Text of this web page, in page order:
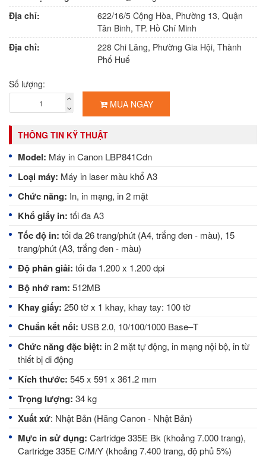
Địa chỉ:
622/16/5 Cộng Hòa, Phường 13, Quận
Tân Binh, TP. Hồ Chí Minh
Địa chỉ:
228 Chi Lăng, Phường Gia Hội, Thành
Phố Huế
Số lượng:
MUA NGAY
THÔNG TIN KỸ THUẬT
Model: Máy in Canon LBP841Cdn
Loại máy: Máy in laser màu khổ A3
Chức năng: In, in mạng, in 2 mặt
Khổ giấy in: tối đa A3
Tốc độ in: tối đa 26 trang/phút (A4, trắng đen - màu), 15
trang/phút (A3, trắng đen - màu)
Độ phân giải: tối đa 1.200 x 1.200 dpi
Bộ nhớ ram: 512MB
Khay giấy: 250 tờ x 1 khay, khay tay: 100 tờ
Chuẩn kết nối: USB 2.0, 10/100/1000 Base–T
Chức năng đặc biệt: in 2 mặt tự động, in mạng nội bộ, in từ
thiết bị di động
Kích thước: 545 x 591 x 361.2 mm
Trọng lượng: 34 kg
Xuất xứ: Nhật Bản (Hãng Canon - Nhật Bản)
Mực in sử dụng: Cartridge 335E Bk (khoảng 7.000 trang),
Cartridge 335E C/M/Y (khoảng 7.400 trang, độ phủ 5%)